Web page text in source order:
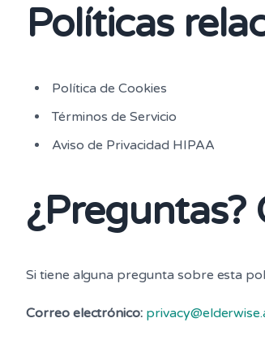
Políticas
Política de Cookies
Términos de Servicio
Aviso de Privacidad HIPAA
¿Preguntas?
Si tiene alguna pregunta sobre esta
Correo electrónico: